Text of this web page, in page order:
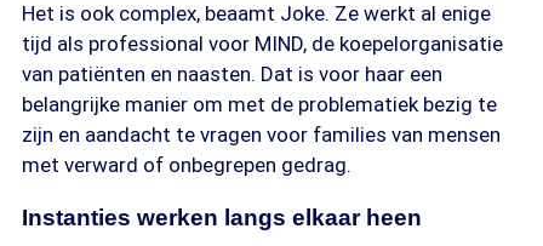
Het is ook complex, beaamt Joke. Ze werkt al enige
tijd als professional voor MIND, de koepelorganisatie
van patiënten en naasten. Dat is voor haar een
belangrijke manier om met de problematiek bezig te
zijn en aandacht te vragen voor families van mensen
met verward of onbegrepen gedrag.
Instanties werken langs elkaar heen